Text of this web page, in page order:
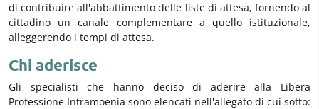
di contribuire all'abbattimento delle liste di attesa, fornendo al
cittadino un canale complementare a quello istituzionale,
alleggerendo i tempi di attesa.
Chi aderisce
Gli specialisti che hanno deciso di aderire alla Libera
Professione Intramoenia sono elencati nell'allegato di cui sotto: